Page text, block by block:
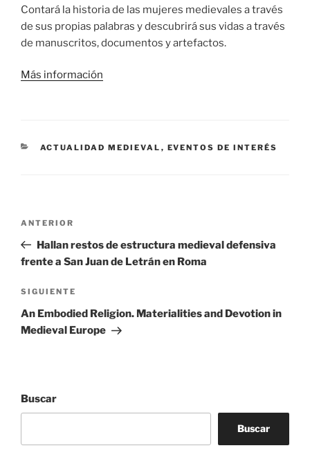
Contará la historia de las mujeres medievales a través
de sus propias palabras y descubrirá sus vidas a través
de manuscritos, documentos y artefactos.
Más información
CATEGORÍAS
ACTUALIDAD MEDIEVAL , EVENTOS DE INTERÉS
entradas
Entrada
anterior:
ANTERIOR
Hallan restos de estructura medieval defensiva
frente a San Juan de Letrán en Roma
Siguiente
entrada
SIGUIENTE
An Embodied Religion. Materialities and Devotion in
Medieval Europe
Buscar
Buscar